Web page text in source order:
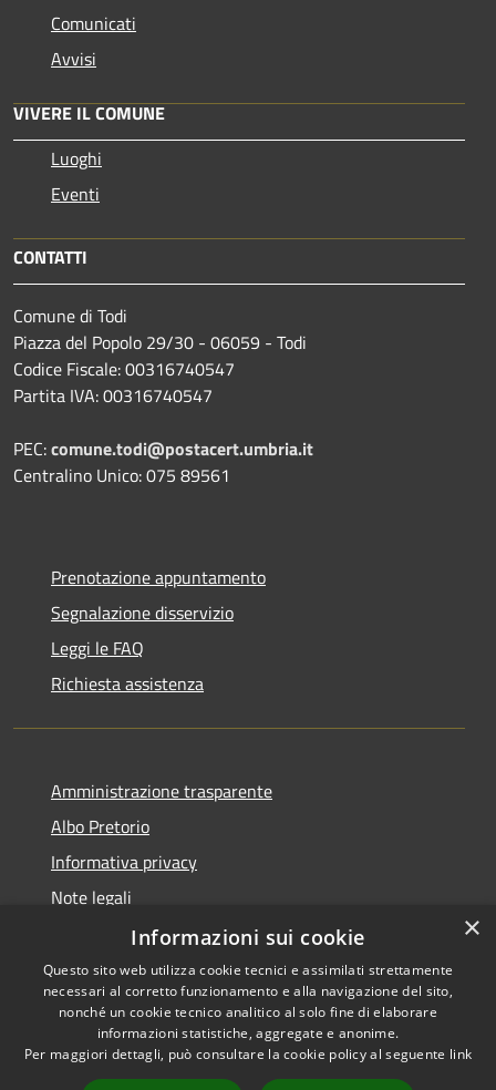
Comunicati
Avvisi
VIVERE IL COMUNE
Luoghi
Eventi
CONTATTI
Comune di Todi
Piazza del Popolo 29/30 - 06059 - Todi
Codice Fiscale: 00316740547
Partita IVA: 00316740547
PEC:comune.todi@postacert.umbria.it
Centralino Unico: 075 89561
Prenotazione appuntamento
Segnalazione disservizio
Leggi le FAQ
Richiesta assistenza
Amministrazione trasparente
Albo Pretorio
Informativa privacy
Note legali
Dichiarazione di accessibilità
RSS
Accessibilità
Copyright © 2026 • Comune di
Todi • Powered by
×
Informazioni sui cookie
Questo sito web utilizza cookie tecnici e assimilati strettamente
necessari al corretto funzionamento e alla navigazione del sito,
nonché un cookie tecnico analitico al solo fine di elaborare
informazioni statistiche, aggregate e anonime.
Per maggiori dettagli, può consultare la cookie policy al seguente link